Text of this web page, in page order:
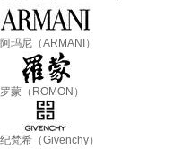
阿玛尼（ARMANI）
罗蒙（ROMON）
纪梵希（Givenchy）